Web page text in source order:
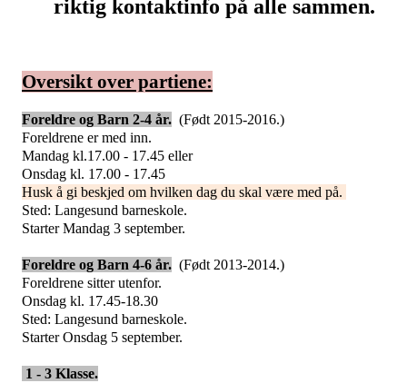
riktig kontaktinfo på alle sammen.
Oversikt over partiene:
Foreldre og Barn 2-4 år. (Født 2015-2016.)
Foreldrene er med inn.
Mandag kl.17.00 - 17.45 eller
Onsdag kl. 17.00 - 17.45
Husk å gi beskjed om hvilken dag du skal være med på.
Sted: Langesund barneskole.
Starter Mandag 3 september.
Foreldre og Barn 4-6 år. (Født 2013-2014.)
Foreldrene sitter utenfor.
Onsdag kl. 17.45-18.30
Sted: Langesund barneskole.
Starter Onsdag 5 september.
1 - 3 Klasse.